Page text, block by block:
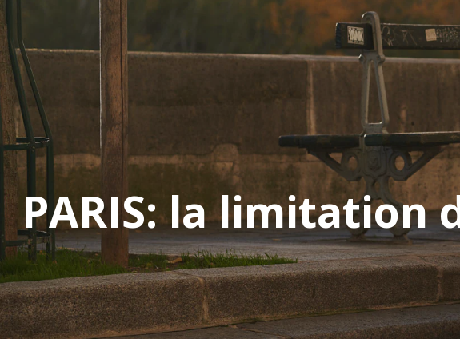
PARIS: la limitation